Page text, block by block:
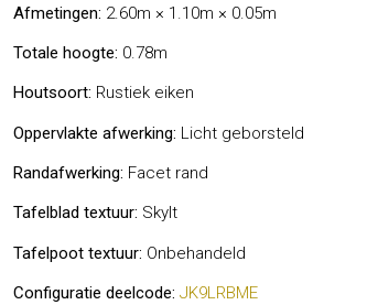
Afmetingen: 2.60m × 1.10m × 0.05m
Totale hoogte: 0.78m
Houtsoort: Rustiek eiken
Oppervlakte afwerking: Licht geborsteld
Randafwerking: Facet rand
Tafelblad textuur: Skylt
Tafelpoot textuur: Onbehandeld
Configuratie deelcode: JK9LRBME